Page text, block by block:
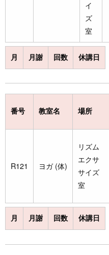
イ
ズ
室
月 月謝 回数 休講日
番号 教室名 場所
R121 ヨガ (体)
リズム
エクサ
サイズ
室
月 月謝 回数 休講日